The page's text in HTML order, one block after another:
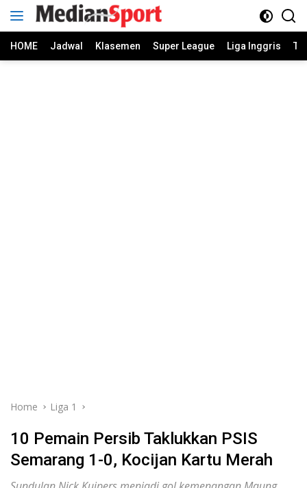
HOME Jadwal Klasemen Super League Liga Inggris
Home Liga 1
10 Pemain Persib Taklukkan PSIS
Semarang 1-0, Kocijan Kartu Merah